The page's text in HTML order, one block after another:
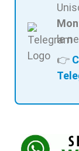
le
👉